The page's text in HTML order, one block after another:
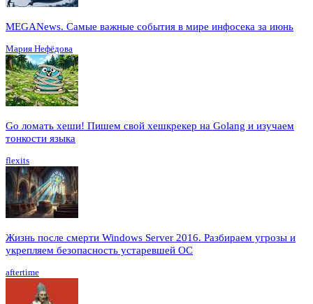
MEGANews. Cамые важные события в мире инфосека за июнь
Мария Нефёдова
Go ломать хеши! Пишем свой хешкрекер на Golang и изучаем
тонкости языка
flexits
Жизнь после смерти Windows Server 2016. Разбираем угрозы и
укрепляем безопасность устаревшей ОС
aftertime